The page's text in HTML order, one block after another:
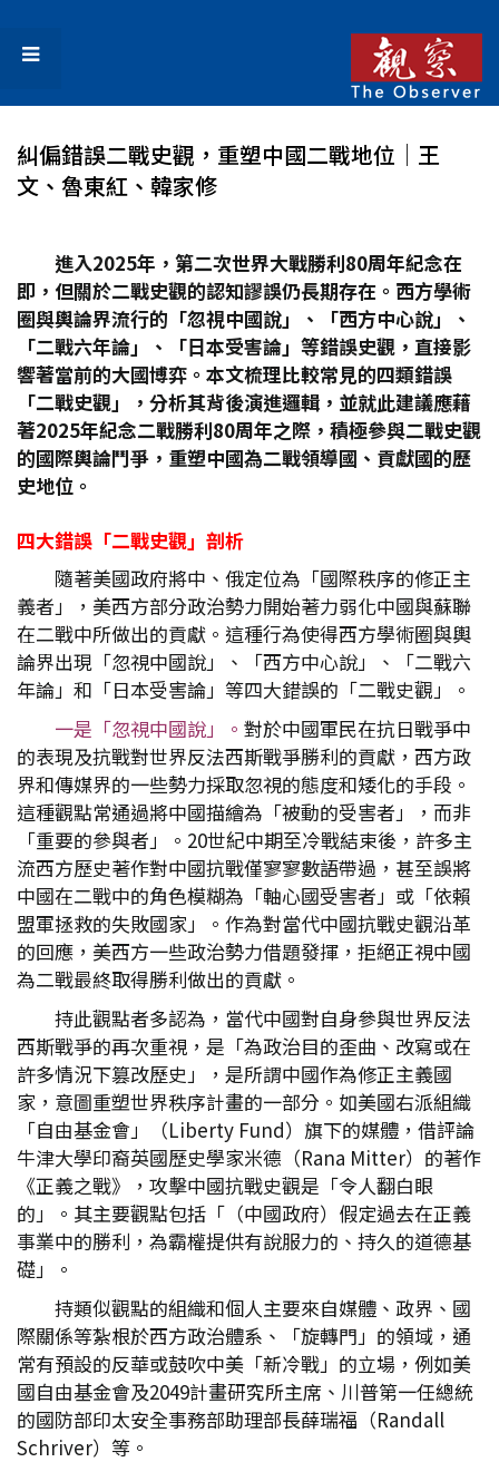
糾偏錯誤二戰史觀，重塑中國二戰地位│王
文、魯東紅、韓家修
進入2025年，第二次世界大戰勝利80周年紀念在
即，但關於二戰史觀的認知謬誤仍長期存在。西方學術
圈與輿論界流行的「忽視中國說」、「西方中心說」、
「二戰六年論」、「日本受害論」等錯誤史觀，直接影
響著當前的大國博弈。本文梳理比較常見的四類錯誤
「二戰史觀」，分析其背後演進邏輯，並就此建議應藉
著2025年紀念二戰勝利80周年之際，積極參與二戰史觀
的國際輿論鬥爭，重塑中國為二戰領導國、貢獻國的歷
史地位。
四大錯誤「二戰史觀」剖析
隨著美國政府將中、俄定位為「國際秩序的修正主
義者」，美西方部分政治勢力開始著力弱化中國與蘇聯
在二戰中所做出的貢獻。這種行為使得西方學術圈與輿
論界出現「忽視中國說」、「西方中心說」、「二戰六
年論」和「日本受害論」等四大錯誤的「二戰史觀」。
一是「忽視中國說」。 對於中國軍民在抗日戰爭中
的表現及抗戰對世界反法西斯戰爭勝利的貢獻，西方政
界和傳媒界的一些勢力採取忽視的態度和矮化的手段。
這種觀點常通過將中國描繪為「被動的受害者」，而非
「重要的參與者」。20世紀中期至冷戰結束後，許多主
流西方歷史著作對中國抗戰僅寥寥數語帶過，甚至誤將
中國在二戰中的角色模糊為「軸心國受害者」或「依賴
盟軍拯救的失敗國家」。作為對當代中國抗戰史觀沿革
的回應，美西方一些政治勢力借題發揮，拒絕正視中國
為二戰最終取得勝利做出的貢獻。
持此觀點者多認為，當代中國對自身參與世界反法
西斯戰爭的再次重視，是「為政治目的歪曲、改寫或在
許多情況下篡改歷史」，是所謂中國作為修正主義國
家，意圖重塑世界秩序計畫的一部分。如美國右派組織
「自由基金會」（Liberty Fund）旗下的媒體，借評論
牛津大學印裔英國歷史學家米德（Rana Mitter）的著作
《正義之戰》，攻擊中國抗戰史觀是「令人翻白眼
的」。其主要觀點包括「（中國政府）假定過去在正義
事業中的勝利，為霸權提供有說服力的、持久的道德基
礎」。
持類似觀點的組織和個人主要來自媒體、政界、國
際關係等紮根於西方政治體系、「旋轉門」的領域，通
常有預設的反華或鼓吹中美「新冷戰」的立場，例如美
國自由基金會及2049計畫研究所主席、川普第一任總統
的國防部印太安全事務部助理部長薛瑞福（Randall
Schriver）等。